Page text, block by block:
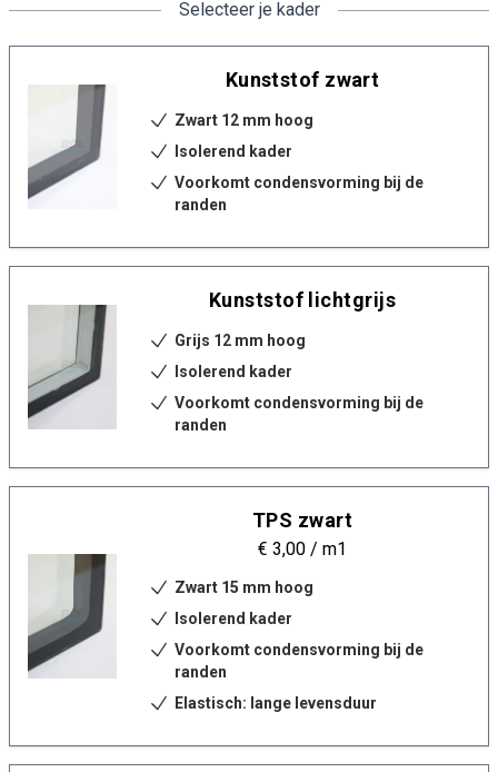
Selecteer je kader
Kunststof zwart
Zwart 12 mm hoog
Isolerend kader
Voorkomt condensvorming bij de
randen
Kunststof lichtgrijs
Grijs 12 mm hoog
Isolerend kader
Voorkomt condensvorming bij de
randen
TPS zwart
€ 3,00 / m1
Zwart 15 mm hoog
Isolerend kader
Voorkomt condensvorming bij de
randen
Elastisch: lange levensduur